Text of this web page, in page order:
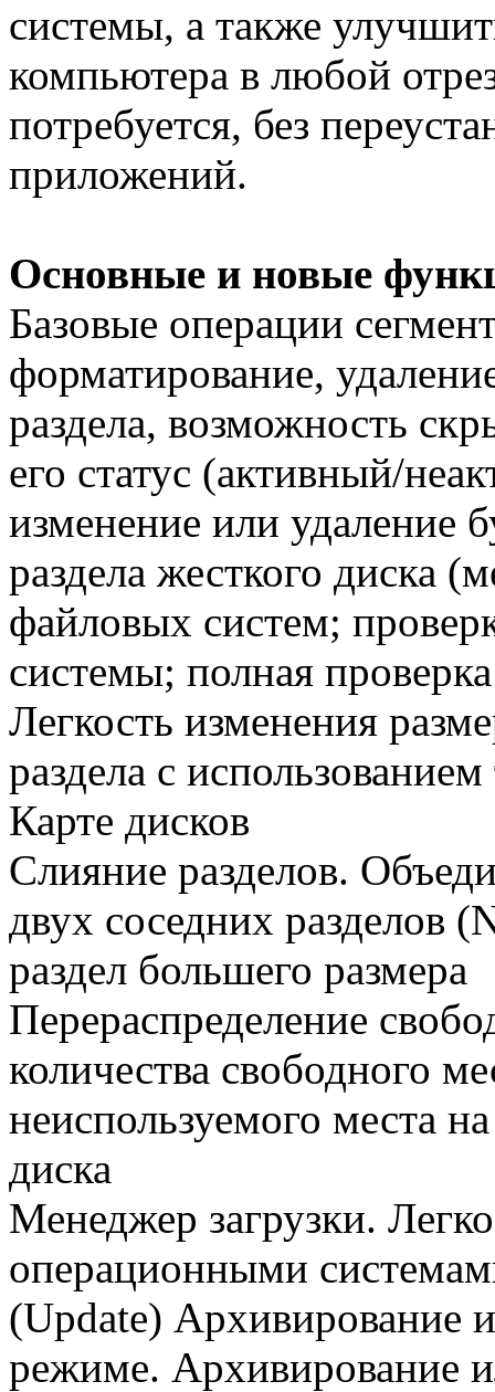
системы, а также
компьютера в любой
потребуется, без
приложений.
Основные и новые
Базовые операции
форматирование,
раздела, возможность
его статус (активный/
изменение или удаление
раздела жесткого диска
файловых систем;
системы; полная
Легкость изменения
раздела с
Карте дисков
Слияние разделов.
двух соседних разделов
раздел большего размера
Перераспределение
количества свободного
неиспользуемого места
диска
Менеджер загрузки.
операционными
(Update) Архивирование
режиме. Архивирование